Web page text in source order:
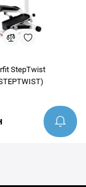
StepTwist